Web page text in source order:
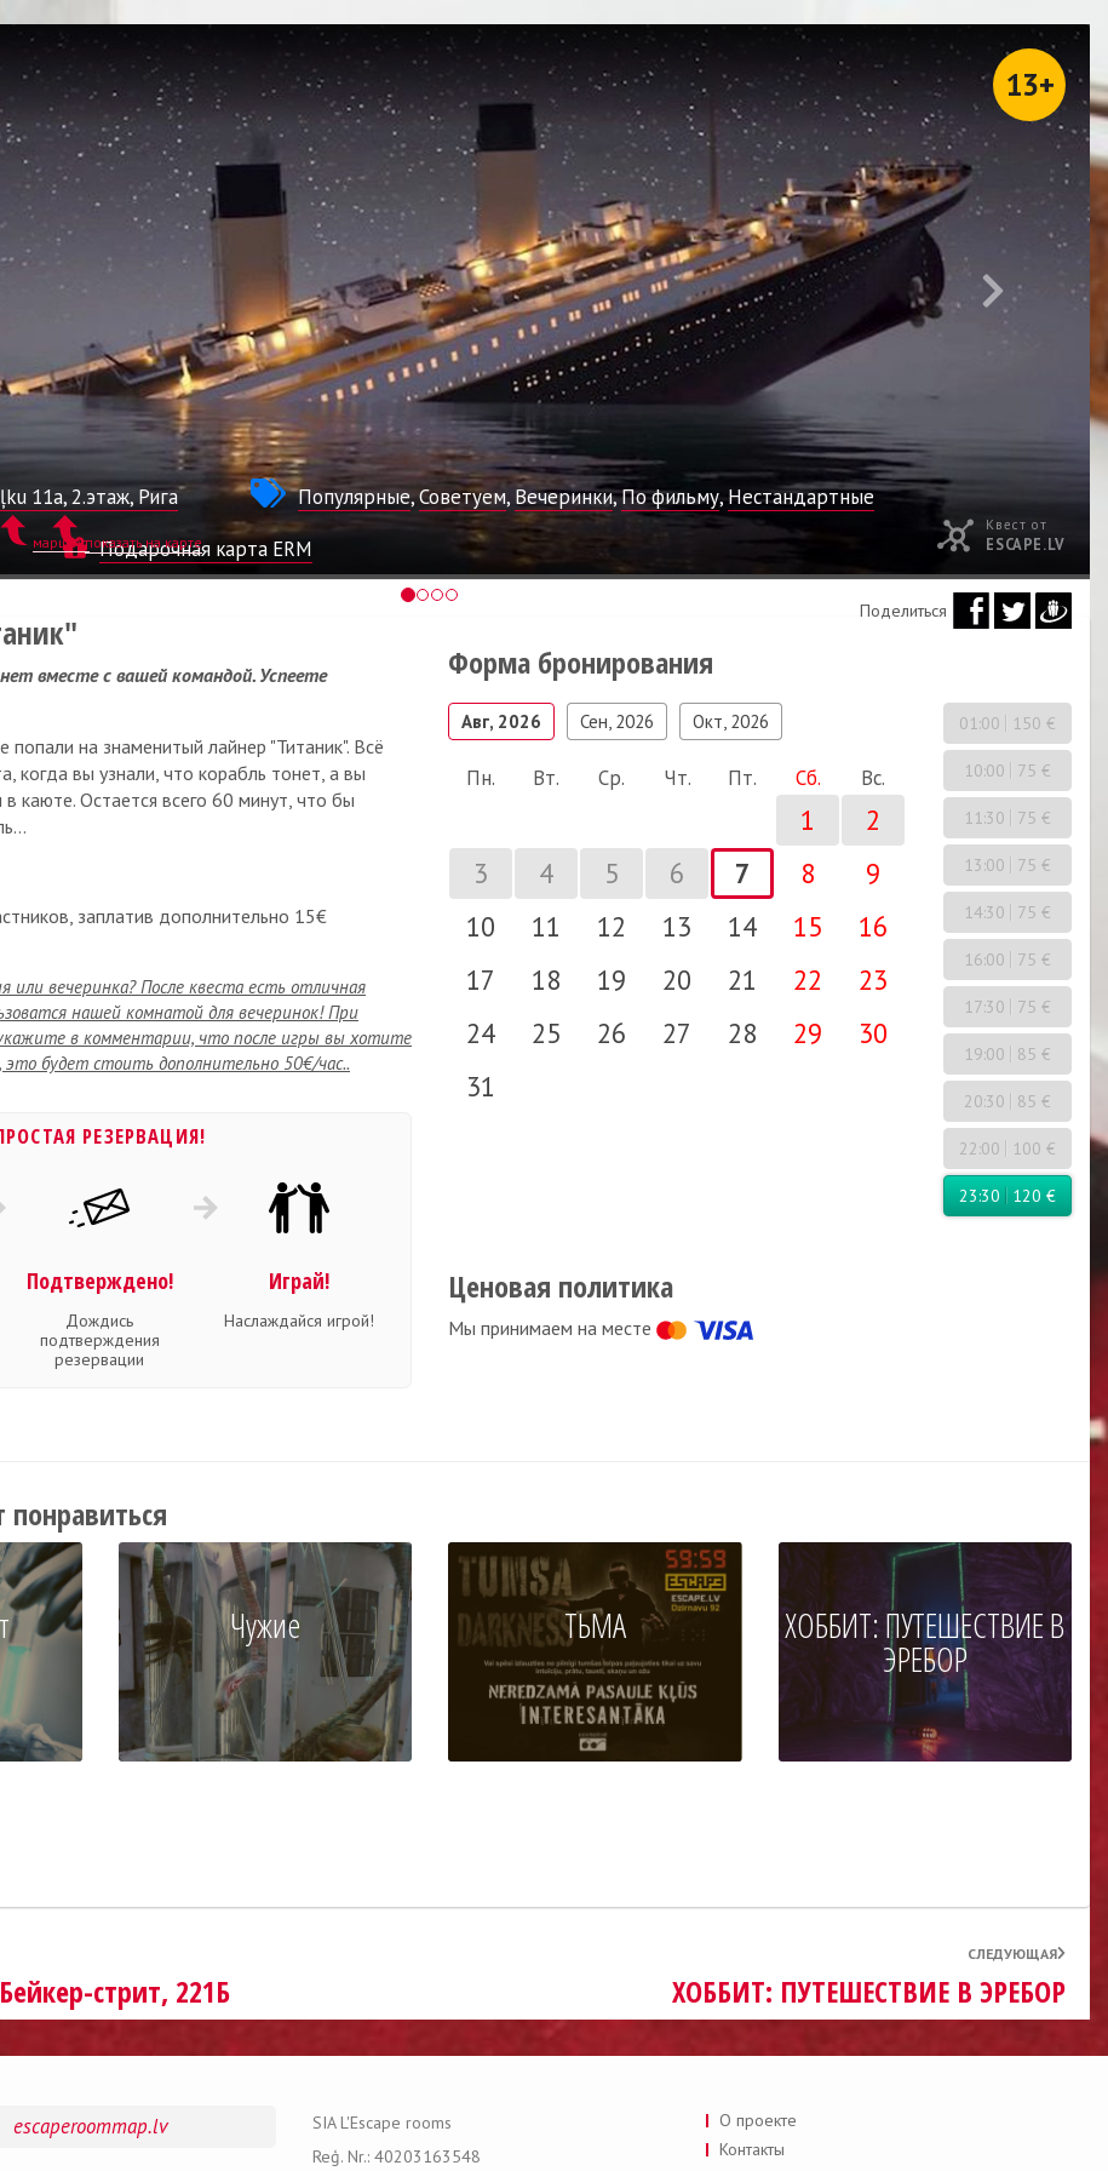
13+
маршрутпоказать на карте
11a, 2.этаж, Рига Популярные,Советуем, Вечеринки,По фильму, Нестандартные
Подарочная карта ERM
Квест от
ESCAPE.LV
вместе с вашей командой. Успеете
попали на знаменитый лайнер "Титаник". Всё
вы узнали, что корабль тонет, а вы
в каюте. Остается всего 60 минут, что бы
заплатив дополнительно 15€
или вечеринка? После квеста есть отличная
нашей комнатой для вечеринок! При
в комментарии, что после игры вы хотите
это будет стоить дополнительно 50€/час..
РЕЗЕРВАЦИЯ!
Подтверждено!
Дождись
подтверждения
резервации
Играй!
Наслаждайся игрой!
Поделиться
Форма бронирования
Авг, 2026 Сен, 2026 Окт, 2026
Пн. Вт. Ср. Чт. Пт. Сб. Вс.
1
2
3
4 5 6 7 8
9
10
11 12 13 14 15
16
17
18 19 20 21 22
23
24
25 26 27 28 29
30
31
01:00 150 €
10:00 75 €
11:30 75 €
13:00 75 €
14:30 75 €
16:00 75 €
17:30 75 €
19:00 85 €
20:30 85 €
22:00 100 €
23:30 120 €
Ценовая политика
Мы принимаем на месте
Чужие ТЬМА ХОББИТ: ПУТЕШЕСТВИЕ В
ЭРЕБОР
стрит, 221Б
СЛЕДУЮЩАЯ
ХОББИТ: ПУТЕШЕСТВИЕ В ЭРЕБОР
escaperoommap.lv
SIA L'Escape rooms
Reģ. Nr.: 40203163548
О проекте
Контакты